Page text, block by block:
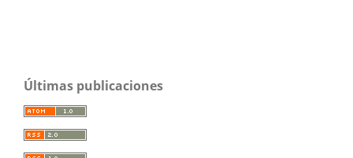
Últimas publicaciones